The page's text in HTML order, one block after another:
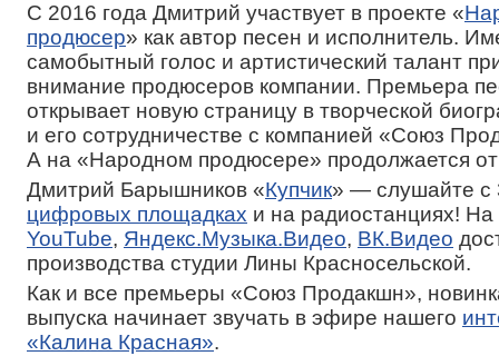
С 2016 года Дмитрий участвует в проекте «
продюсер» как автор песен и исполнитель.
самобытный голос и артистический талант
внимание продюсеров компании. Премьера
открывает новую страницу в творческой
и его сотрудничестве с компанией «Союз
А на «Народном продюсере» продолжается
Дмитрий Барышников «Купчик» — слушайте с
цифровых площадках и на радиостанциях!
YouTube, Яндекс.Музыка.Видео, ВК.Видео
производства студии Лины Красносельской.
Как и все премьеры «Союз Продакшн»,
выпуска начинает звучать в эфире нашего
«Калина Красная».